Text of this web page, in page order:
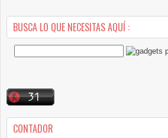
BUSCA LO QUE NECESITAS AQUÍ :
CONTADOR